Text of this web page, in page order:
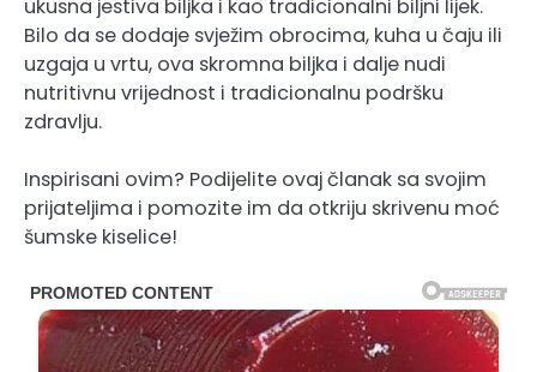
ukusna jestiva biljka i kao tradicionalni biljni lijek.
Bilo da se dodaje svježim obrocima, kuha u čaju ili
uzgaja u vrtu, ova skromna biljka i dalje nudi
nutritivnu vrijednost i tradicionalnu podršku
zdravlju.
Inspirisani ovim? Podijelite ovaj članak sa svojim
prijateljima i pomozite im da otkriju skrivenu moć
šumske kiselice!